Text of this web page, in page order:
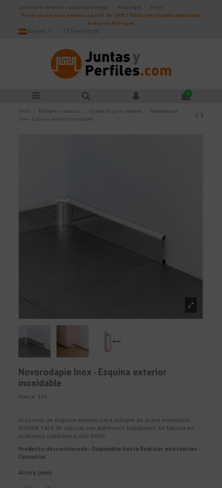
Condiciones de envío y plazos de entrega Aviso legal
Inicio
Portes gratis para pedidos a partir de 100€ | Válido para España peninsular,
Andorra y Portugal.
Español
Favoritos (0)
0
Inicio Rodapiés y escocias Accesorios para rodapiés
Novorodapie
Inox - Esquina exterior inoxidable
Novorodapie Inox - Esquina exterior
inoxidable
Marca: 165
Accesorio de esquina exterior para rodapié de acero inoxidable
AISI304. Fácil de colocar con adhesivos habituales. Se fabrica en
acabados cepillado y alto brillo.
Producto descontinuado - Disponible hasta finalizar existencias -
Consultar
Altura (mm)